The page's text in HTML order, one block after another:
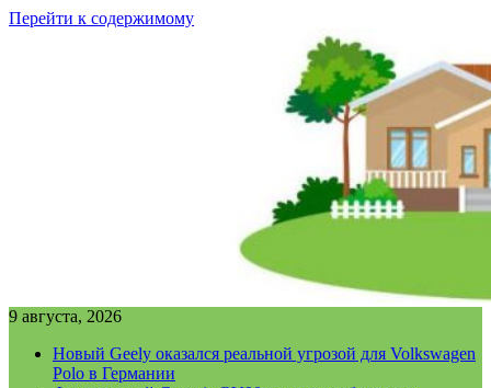
Перейти к содержимому
9 августа, 2026
Новый Geely оказался реальной угрозой для Volkswagen
Polo в Германии